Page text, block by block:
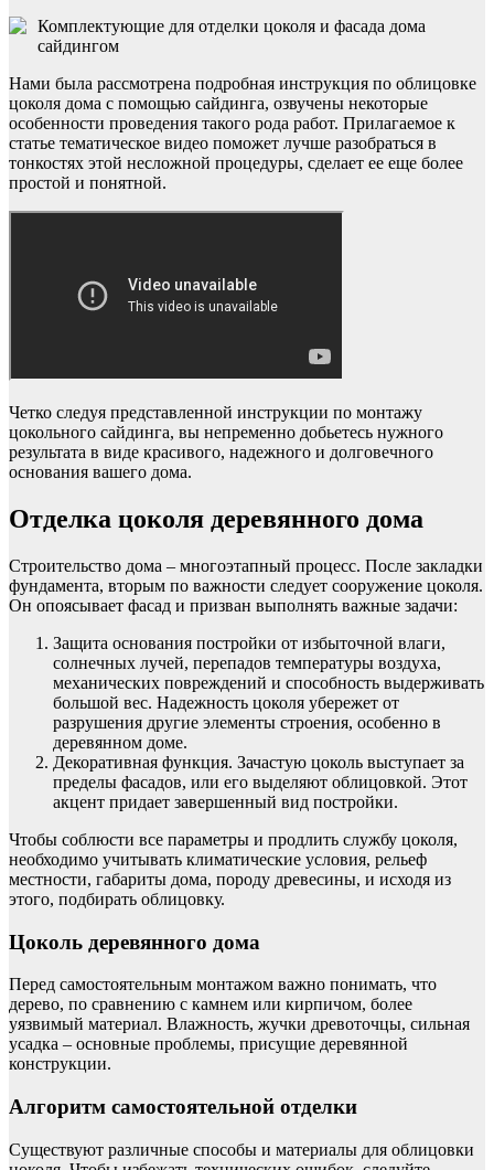
Комплектующие для отделки цоколя и фасада дома
сайдингом
Нами была рассмотрена подробная инструкция по облицовке
цоколя дома с помощью сайдинга, озвучены некоторые
особенности проведения такого рода работ. Прилагаемое к
статье тематическое видео поможет лучше разобраться в
тонкостях этой несложной процедуры, сделает ее еще более
простой и понятной.
Четко следуя представленной инструкции по монтажу
цокольного сайдинга, вы непременно добьетесь нужного
результата в виде красивого, надежного и долговечного
основания вашего дома.
Отделка цоколя деревянного дома
Строительство дома – многоэтапный процесс. После закладки
фундамента, вторым по важности следует сооружение цоколя.
Он опоясывает фасад и призван выполнять важные задачи:
Защита основания постройки от избыточной влаги,
солнечных лучей, перепадов температуры воздуха,
механических повреждений и способность выдерживать
большой вес. Надежность цоколя убережет от
разрушения другие элементы строения, особенно в
деревянном доме.
Декоративная функция. Зачастую цоколь выступает за
пределы фасадов, или его выделяют облицовкой. Этот
акцент придает завершенный вид постройки.
Чтобы соблюсти все параметры и продлить службу цоколя,
необходимо учитывать климатические условия, рельеф
местности, габариты дома, породу древесины, и исходя из
этого, подбирать облицовку.
Цоколь деревянного дома
Перед самостоятельным монтажом важно понимать, что
дерево, по сравнению с камнем или кирпичом, более
уязвимый материал. Влажность, жучки древоточцы, сильная
усадка – основные проблемы, присущие деревянной
конструкции.
Алгоритм самостоятельной отделки
Существуют различные способы и материалы для облицовки